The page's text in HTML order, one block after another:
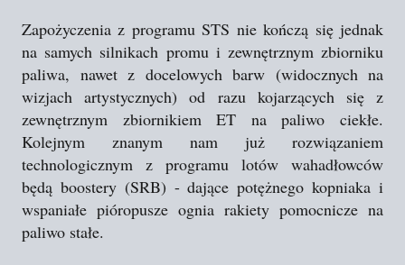
Zapożyczenia z programu STS nie kończą się jednak
na samych silnikach promu i zewnętrznym zbiorniku
paliwa, nawet z docelowych barw (widocznych na
wizjach artystycznych) od razu kojarzących się z
zewnętrznym zbiornikiem ET na paliwo ciekłe.
Kolejnym znanym nam już rozwiązaniem
technologicznym z programu lotów wahadłowców
będą boostery (SRB) - dające potężnego kopniaka i
wspaniałe pióropusze ognia rakiety pomocnicze na
paliwo stałe.